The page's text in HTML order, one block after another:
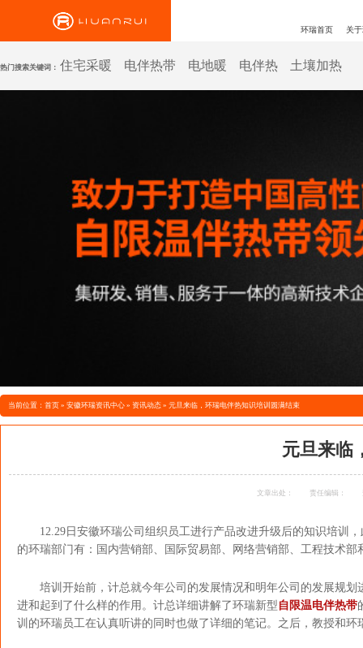
环瑞首页 关
热门搜索关键词： 住宅采暖 电伴热带 电地暖 电伴热 土壤加热
当前位置： 首页 » 安徽环瑞资讯中心 » 资讯动态 » 元旦来临，环瑞电伴热知识培训圆满结束
元旦来临
文章出处： 责任编辑：
12.29日安徽环瑞公司组织员工进行产品改进升级后的知识培训
的环瑞部门有：国内营销部、国际贸易部、网络营销部、工程技术部
培训开始前，计总就今年公司的发展情况和明年公司的发展规
进和起到了什么样的作用。计总详细讲解了环瑞新型 自限温电伴热带
训的环瑞员工在认真听讲的同时也做了详细的笔记。之后，教授和